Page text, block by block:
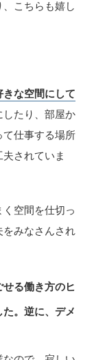
こちらも嬉し
な空間にして
したり、部屋か
て仕事する場所
されていま
空間を仕切っ
みなさんされ
る働き方のヒ
。逆に、デメ